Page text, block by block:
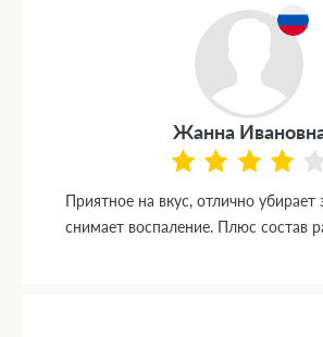
Жанна
Приятное на вкус, отлично убирает
снимает воспаление. Плюс состав